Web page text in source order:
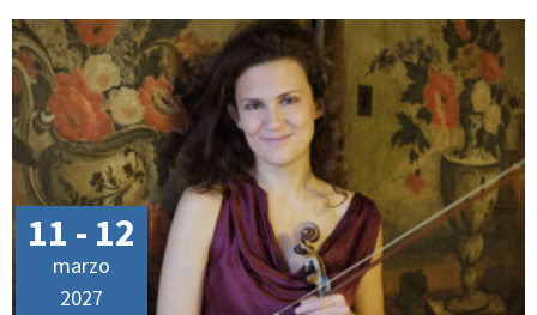
11 - 12
marzo
2027